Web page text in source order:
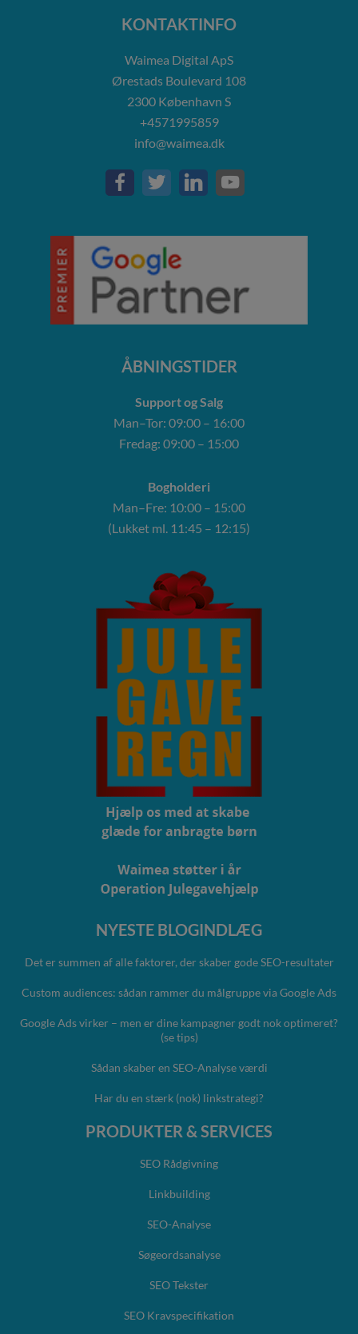
KONTAKTINFO
Waimea Digital ApS
Ørestads Boulevard 108
2300 København S
+4571995859
info@waimea.dk
ÅBNINGSTIDER
Support og Salg
Man–Tor: 09:00 – 16:00
Fredag: 09:00 – 15:00
Bogholderi
Man–Fre: 10:00 – 15:00
(Lukket ml. 11:45 – 12:15)
NYESTE BLOGINDLÆG
Det er summen af alle faktorer, der skaber gode SEO-resultater
Custom audiences: sådan rammer du målgruppe via Google Ads
Google Ads virker – men er dine kampagner godt nok optimeret?
(se tips)
Sådan skaber en SEO-Analyse værdi
Har du en stærk (nok) linkstrategi?
PRODUKTER & SERVICES
SEO Rådgivning
Linkbuilding
SEO-Analyse
Søgeordsanalyse
SEO Tekster
SEO Kravspecifikation